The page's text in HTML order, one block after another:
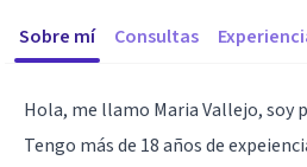
Sobre mí Consultas
Hola, me llamo Maria Vallejo, soy
Tengo más de 18 años de